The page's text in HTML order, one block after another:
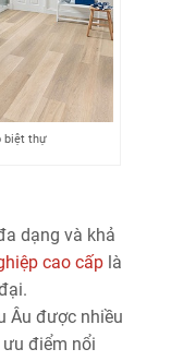
biệt thự
dạng và khả
cao cấp là
Âu được nhiều
điểm nổi